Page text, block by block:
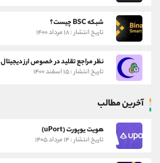
شبکه BSC چیست؟
تاریخ انتشار : ۱۸ مرداد ۱۴۰۰
نظر مراجع تقلید در خصوص ارز دیجیتال
تاریخ انتشار : ۱۵ اسفند ۱۴۰۰
آخرین مطالب
هویت یوپورت (uPort)
تاریخ انتشار : ۱۴ مرداد ۱۴۰۵